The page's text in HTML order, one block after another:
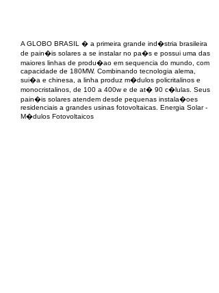
A GLOBO BRASIL � a primeira grande ind�stria brasileira
de pain�is solares a se instalar no pa�s e possui uma das
maiores linhas de produ�ao em sequencia do mundo, com
capacidade de 180MW. Combinando tecnologia alema,
sui�a e chinesa, a linha produz m�dulos policritalinos e
monocristalinos, de 100 a 400w e de at� 90 c�lulas. Seus
pain�is solares atendem desde pequenas instala�oes
residenciais a grandes usinas fotovoltaicas. Energia Solar -
M�dulos Fotovoltaicos